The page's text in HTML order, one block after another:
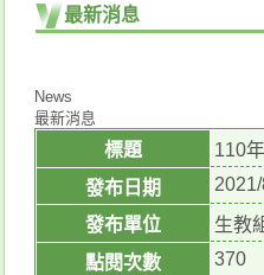
最新消息
News
最新消息
標題
110
發布日期
發布單位
生教
點閱次數
370